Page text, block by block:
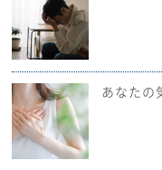
あなたの